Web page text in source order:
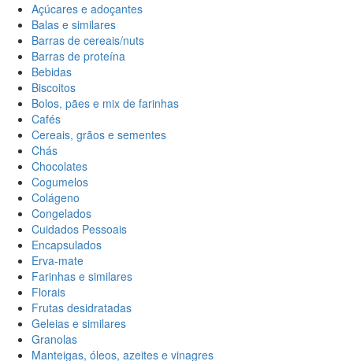
Açúcares e adoçantes
Balas e similares
Barras de cereais/nuts
Barras de proteína
Bebidas
Biscoitos
Bolos, pães e mix de farinhas
Cafés
Cereais, grãos e sementes
Chás
Chocolates
Cogumelos
Colágeno
Congelados
Cuidados Pessoais
Encapsulados
Erva-mate
Farinhas e similares
Florais
Frutas desidratadas
Geleias e similares
Granolas
Manteigas, óleos, azeites e vinagres